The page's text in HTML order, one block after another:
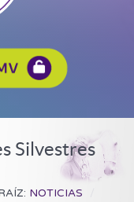
Silvestres
NOTICIAS